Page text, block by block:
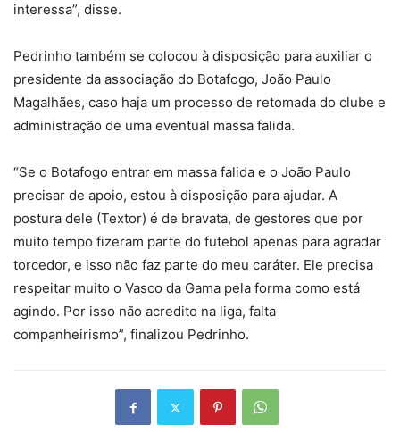
interessa”, disse.
Pedrinho também se colocou à disposição para auxiliar o
presidente da associação do Botafogo, João Paulo
Magalhães, caso haja um processo de retomada do clube e
administração de uma eventual massa falida.
“Se o Botafogo entrar em massa falida e o João Paulo
precisar de apoio, estou à disposição para ajudar. A
postura dele (Textor) é de bravata, de gestores que por
muito tempo fizeram parte do futebol apenas para agradar
torcedor, e isso não faz parte do meu caráter. Ele precisa
respeitar muito o Vasco da Gama pela forma como está
agindo. Por isso não acredito na liga, falta
companheirismo”, finalizou Pedrinho.